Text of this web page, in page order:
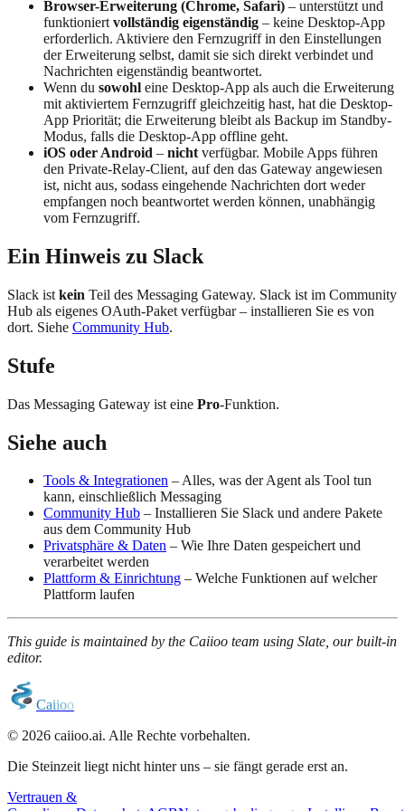
Browser-Erweiterung (Chrome, Safari) – unterstützt und
funktioniert vollständig eigenständig – keine Desktop-App
erforderlich. Aktiviere den Fernzugriff in den Einstellungen
der Erweiterung selbst, damit sie sich direkt verbindet und
Nachrichten eigenständig beantwortet.
Wenn du sowohl eine Desktop-App als auch die Erweiterung
mit aktiviertem Fernzugriff gleichzeitig hast, hat die Desktop-
App Priorität; die Erweiterung bleibt als Backup im Standby-
Modus, falls die Desktop-App offline geht.
iOS oder Android – nicht verfügbar. Mobile Apps führen
den Private-Relay-Client, auf den das Gateway angewiesen
ist, nicht aus, sodass eingehende Nachrichten dort weder
empfangen noch beantwortet werden können, unabhängig
vom Fernzugriff.
Ein Hinweis zu Slack
Slack ist kein Teil des Messaging Gateway. Slack ist im Community
Hub als eigenes OAuth-Paket verfügbar – installieren Sie es von
dort. Siehe Community Hub.
Stufe
Das Messaging Gateway ist eine Pro-Funktion.
Siehe auch
Tools & Integrationen – Alles, was der Agent als Tool tun
kann, einschließlich Messaging
Community Hub – Installieren Sie Slack und andere Pakete
aus dem Community Hub
Privatsphäre & Daten – Wie Ihre Daten gespeichert und
verarbeitet werden
Plattform & Einrichtung – Welche Funktionen auf welcher
Plattform laufen
This guide is maintained by the Caiioo team using Slate, our built-in
editor.
Caiioo
© 2026 caiioo.ai. Alle Rechte vorbehalten.
Die Steinzeit liegt nicht hinter uns – sie fängt gerade erst an.
Vertrauen &